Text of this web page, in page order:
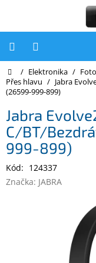
Počítače
Počítače
Notebooky
Tiskárny
Domů
/ Elektronika /
Přes hlavu / Jabra
(26599-999-899)
Jabra
C/BT/
999-899)
Kód: 124337
Značka: JABRA